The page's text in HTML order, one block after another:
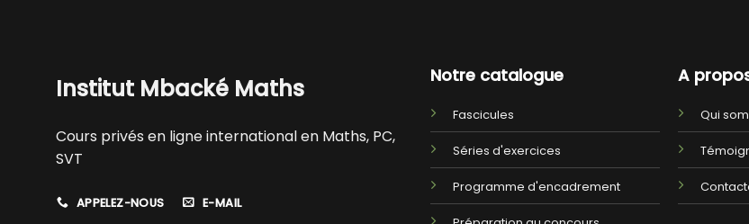
Institut Mbacké Maths
Cours privés en ligne international en Maths, PC,
SVT
APPELEZ-NOUS E-MAIL
Notre catalogue
Fascicules
Séries d'exercices
Programme d'encadrement
A
Qui